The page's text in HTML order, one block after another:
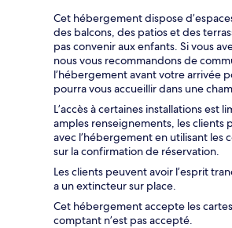
Cet hébergement dispose
des balcons, des patios et des
pas convenir aux enfants. Si vous
nous vous recommandons de
l’hébergement avant votre arrivée
pourra vous accueillir dans une
L’accès à certaines installations est
amples renseignements, les clients
avec l’hébergement en utilisant les
sur la confirmation de réservation.
Les clients peuvent avoir l’esprit
a un extincteur sur place.
Cet hébergement accepte les
comptant n’est pas accepté.